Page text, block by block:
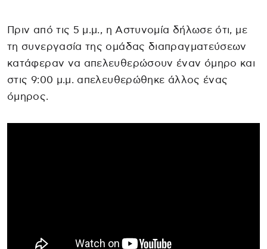
Πριν από τις 5 μ.μ., η Αστυνομία δήλωσε ότι, με
τη συνεργασία της ομάδας διαπραγματεύσεων
κατάφεραν να απελευθερώσουν έναν όμηρο και
στις 9:00 μ.μ. απελευθερώθηκε άλλος ένας
όμηρος.